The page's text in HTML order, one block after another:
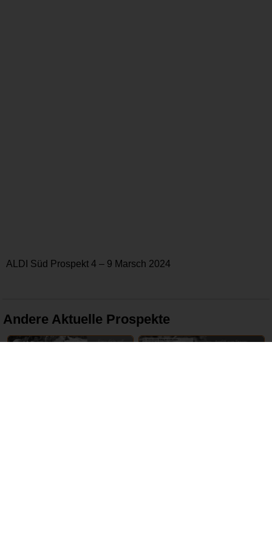
ALDI Süd Prospekt 4 – 9 Marsch 2024
Andere Aktuelle Prospekte